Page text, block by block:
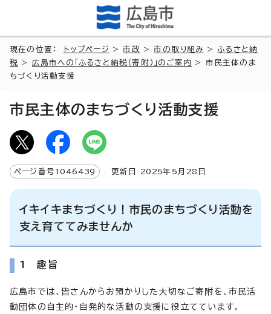
現在の位置： トップページ >市政 >市の取り組み > ふるさと納
税
> 広島市への「ふるさと納税（寄附）」のご案内
> 市民主体のま
ちづくり活動支援
市民主体のまちづくり活動支援
ページ番号 1046439 更新日 2025年5月 28 日
イキイキまちづくり！市民のまちづくり活動を
支え育ててみませんか
1 趣旨
広島市では、皆さんからお預かりした大切なご寄附を、市民活
動団体の自主的・自発的な活動の支援に役立てています。